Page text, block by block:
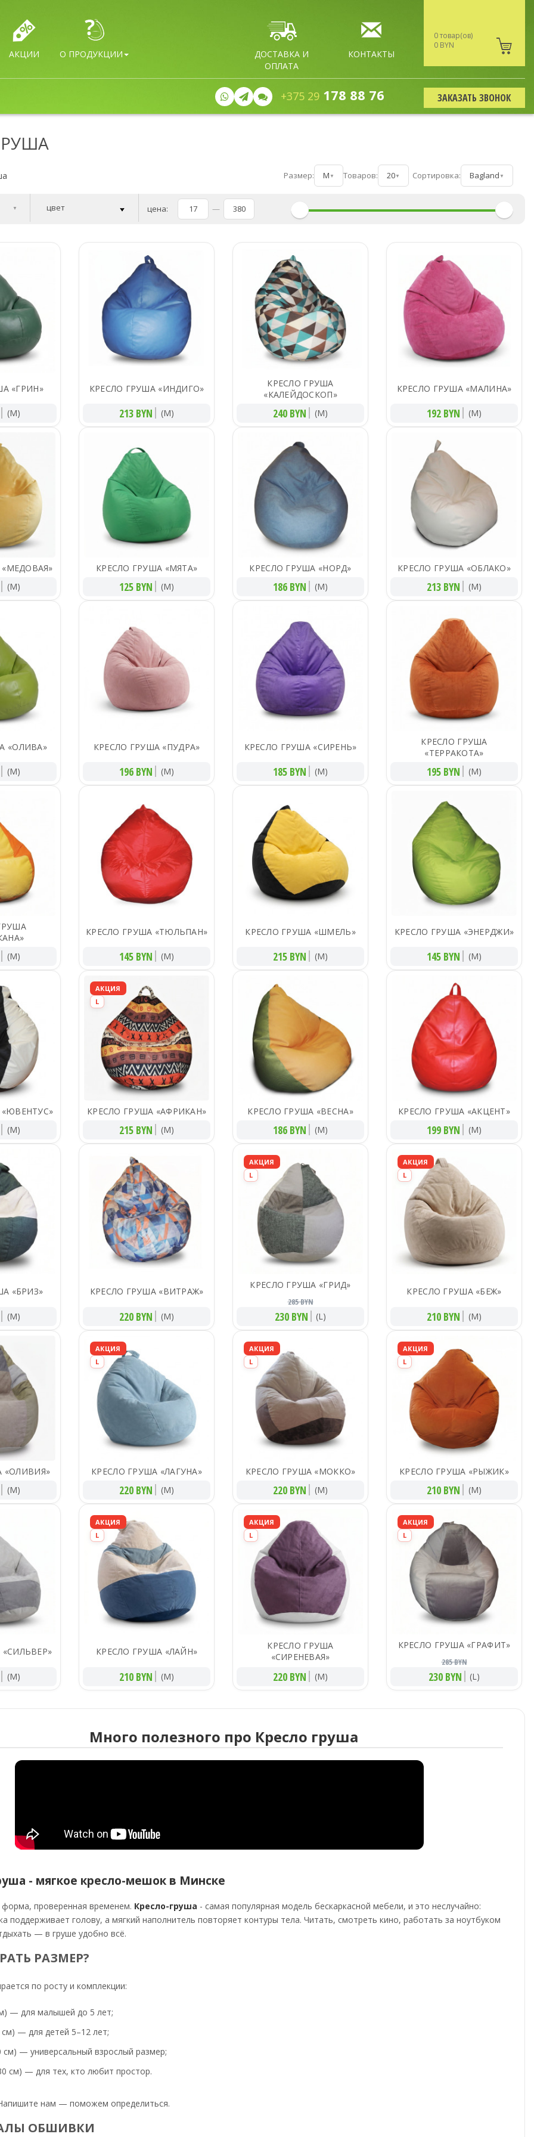
АКЦИИ О ПРОДУКЦИИ
ДОСТАВКА И
ОПЛАТА
КОНТАКТЫ
0 товар(ов)
0 BYN
+375 29178 88 76 ЗАКАЗАТЬ ЗВОНОК
Размер: M ▼ Товаров: 20▼ Сортировка: Bagland ▼
▼ цвет цена: —
«ГРИН»
(M)
КРЕСЛО ГРУША «ИНДИГО»
213 BYN (M)
КРЕСЛО ГРУША
«КАЛЕЙДОСКОП»
240 BYN (M)
КРЕСЛО ГРУША «МАЛИНА»
192 BYN (M)
(M)
КРЕСЛО ГРУША «МЯТА»
125 BYN (M)
КРЕСЛО ГРУША «НОРД»
186 BYN (M)
КРЕСЛО ГРУША «ОБЛАКО»
213 BYN (M)
«ОЛИВА»
(M)
КРЕСЛО ГРУША «ПУДРА»
196 BYN (M)
КРЕСЛО ГРУША «СИРЕНЬ»
185 BYN (M)
КРЕСЛО ГРУША
«ТЕРРАКОТА»
195 BYN (M)
(M)
КРЕСЛО ГРУША «ТЮЛЬПАН»
145 BYN (M)
КРЕСЛО ГРУША «ШМЕЛЬ»
215 BYN (M)
КРЕСЛО ГРУША «ЭНЕРДЖИ»
145 BYN (M)
(M)
АКЦИЯ
L
КРЕСЛО ГРУША «АФРИКАН»
215 BYN (M)
КРЕСЛО ГРУША «ВЕСНА»
186 BYN (M)
КРЕСЛО ГРУША «АКЦЕНТ»
199 BYN (M)
«БРИЗ»
(M)
КРЕСЛО ГРУША «ВИТРАЖ»
220 BYN (M)
АКЦИЯ
L
КРЕСЛО ГРУША «ГРИД»
285 BYN
230 BYN (L)
АКЦИЯ
L
КРЕСЛО ГРУША «БЕЖ»
210 BYN (M)
«ОЛИВИЯ»
(M)
АКЦИЯ
L
КРЕСЛО ГРУША «ЛАГУНА»
220 BYN (M)
АКЦИЯ
L
КРЕСЛО ГРУША «МОККО»
220 BYN (M)
АКЦИЯ
L
КРЕСЛО ГРУША «РЫЖИК»
210 BYN (M)
(M)
АКЦИЯ
L
КРЕСЛО ГРУША «ЛАЙН»
210 BYN (M)
АКЦИЯ
L
КРЕСЛО ГРУША
«СИРЕНЕВАЯ»
220 BYN (M)
АКЦИЯ
L
КРЕСЛО ГРУША «ГРАФИТ»
285 BYN
230 BYN (L)
Много полезного про Кресло груша
- мягкое кресло-мешок в Минске
форма, проверенная временем. Кресло-груша - самая популярная модель бескаркасной мебели, и это неслучайно:
поддерживает голову, а мягкий наполнитель повторяет контуры тела. Читать, смотреть кино, работать за ноутбуком
— в груше удобно всё.
РАЗМЕР?
по росту и комплекции:
— для малышей до 5 лет;
— для детей 5–12 лет;
см) — универсальный взрослый размер;
см) — для тех, кто любит простор.
нам — поможем определиться.
ОБШИВКИ